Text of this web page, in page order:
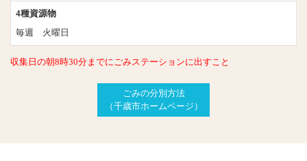
4種資源物
毎週 火曜日
収集日の朝8時30分までにごみステーションに出すこと
ごみの分別方法
（千歳市ホームページ）